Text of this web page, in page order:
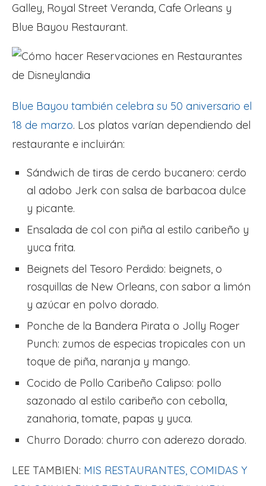
Galley, Royal Street Veranda, Cafe Orleans y
Blue Bayou Restaurant.
Blue Bayou también celebra su 50 aniversario el
18 de marzo. Los platos varían dependiendo del
restaurante e incluirán:
Sándwich de tiras de cerdo bucanero: cerdo
al adobo Jerk con salsa de barbacoa dulce
y picante.
Ensalada de col con piña al estilo caribeño y
yuca frita.
Beignets del Tesoro Perdido: beignets, o
rosquillas de New Orleans, con sabor a limón
y azúcar en polvo dorado.
Ponche de la Bandera Pirata o Jolly Roger
Punch: zumos de especias tropicales con un
toque de piña, naranja y mango.
Cocido de Pollo Caribeño Calipso: pollo
sazonado al estilo caribeño con cebolla,
zanahoria, tomate, papas y yuca.
Churro Dorado: churro con aderezo dorado.
LEE TAMBIEN: MIS RESTAURANTES, COMIDAS Y